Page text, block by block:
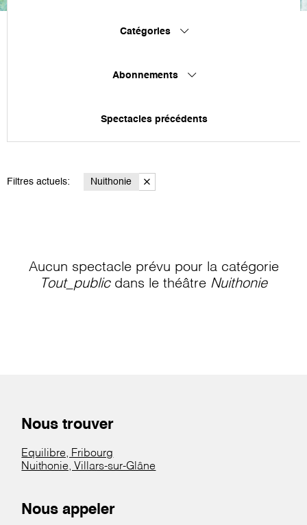
Catégories
Abonnements
Spectacles précédents
Filtres actuels: Nuithonie
Aucun spectacle prévu pour la catégorie
Tout_publicdans le théâtre Nuithonie
Nous trouver
Equilibre, Fribourg
Nuithonie, Villars-sur-Glâne
Nous appeler